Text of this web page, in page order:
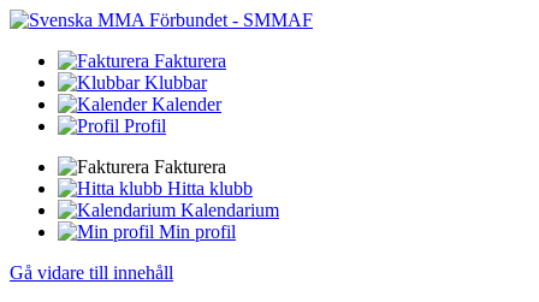
Fakturera
Klubbar
Kalender
Profil
Fakturera
Hitta klubb
Kalendarium
Min profil
Gå vidare till innehåll